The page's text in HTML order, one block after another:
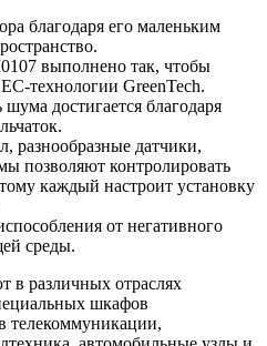
благодаря его маленьким
выполнено так, чтобы
технологии GreenTech.
достигается благодаря
датчики,
позволяют контролировать
каждый настроит установку
от негативного
среды.
в различных отраслях
шкафов
телекоммуникации,